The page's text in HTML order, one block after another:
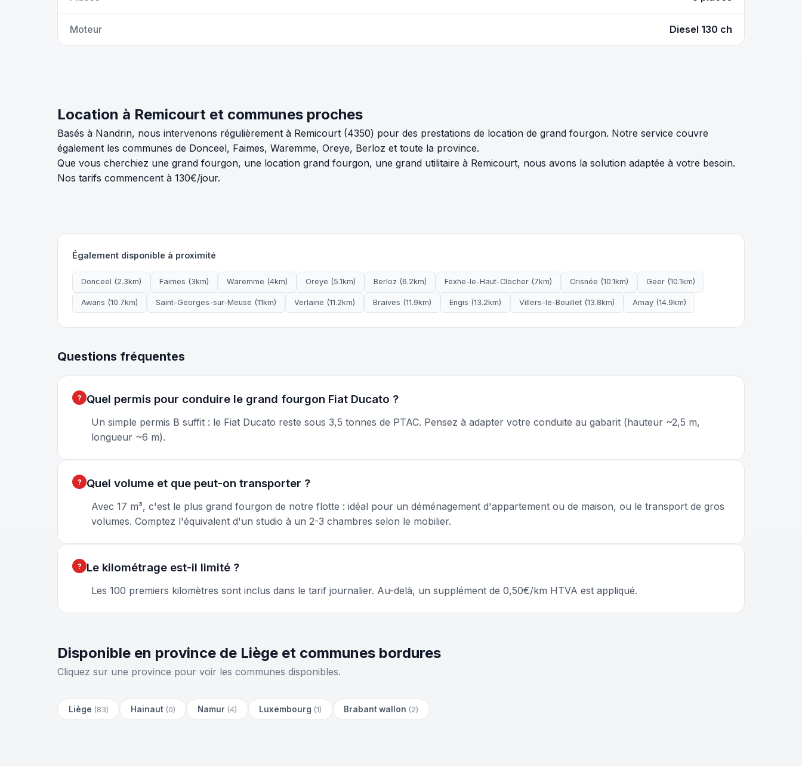
Moteur Diesel 130 ch
Location à Remicourt et communes proches
Basés à Nandrin, nous intervenons régulièrement à Remicourt (4350) pour des prestations de location de grand fourgon. Notre service couvre
également les communes de Donceel, Faimes, Waremme, Oreye, Berloz et toute la province.
Que vous cherchiez une grand fourgon, une location grand fourgon, une grand utilitaire à Remicourt, nous avons la solution adaptée à votre besoin.
Nos tarifs commencent à 130€/jour.
Également disponible à proximité
Donceel (2.3km) Faimes (3km) Waremme (4km) Oreye (5.1km) Berloz (6.2km) Fexhe-le-Haut-Clocher (7km) Crisnée (10.1km) Geer (10.1km)
Awans (10.7km) Saint-Georges-sur-Meuse (11km) Verlaine (11.2km) Braives (11.9km) Engis (13.2km) Villers-le-Bouillet (13.8km) Amay (14.9km)
Questions fréquentes
Quel permis pour conduire le grand fourgon Fiat Ducato ?
Un simple permis B suffit : le Fiat Ducato reste sous 3,5 tonnes de PTAC. Pensez à adapter votre conduite au gabarit (hauteur ~2,5 m,
longueur ~6 m).
Quel volume et que peut-on transporter ?
Avec 17 m³, c'est le plus grand fourgon de notre flotte : idéal pour un déménagement d'appartement ou de maison, ou le transport de gros
volumes. Comptez l'équivalent d'un studio à un 2-3 chambres selon le mobilier.
Le kilométrage est-il limité ?
Les 100 premiers kilomètres sont inclus dans le tarif journalier. Au-delà, un supplément de 0,50€/km HTVA est appliqué.
Disponible en province de Liège et communes bordures
Cliquez sur une province pour voir les communes disponibles.
Liège (83) Hainaut (0) Namur (4) Luxembourg (1) Brabant wallon (2)